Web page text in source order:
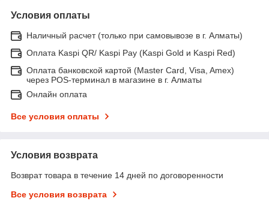
Условия оплаты
Наличный расчет (только при самовывозе в г. Алматы)
Оплата Kaspi QR/ Kaspi Pay (Kaspi Gold и Kaspi Red)
Оплата банковской картой (Master Card, Visa, Amex)
через POS-терминал в магазине в г. Алматы
Онлайн оплата
Все условия оплаты
Условия возврата
Возврат товара в течение 14 дней по договоренности
Все условия возврата